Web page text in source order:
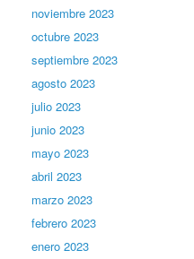
noviembre 2023
octubre 2023
septiembre 2023
agosto 2023
julio 2023
junio 2023
mayo 2023
abril 2023
marzo 2023
febrero 2023
enero 2023